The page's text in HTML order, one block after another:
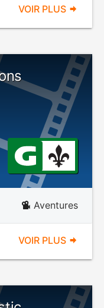
VOIR PLUS
Aventures
VOIR PLUS